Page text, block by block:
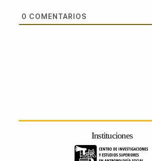
0 COMENTARIOS
Instituciones